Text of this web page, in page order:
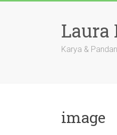
Laura
Karya &
image